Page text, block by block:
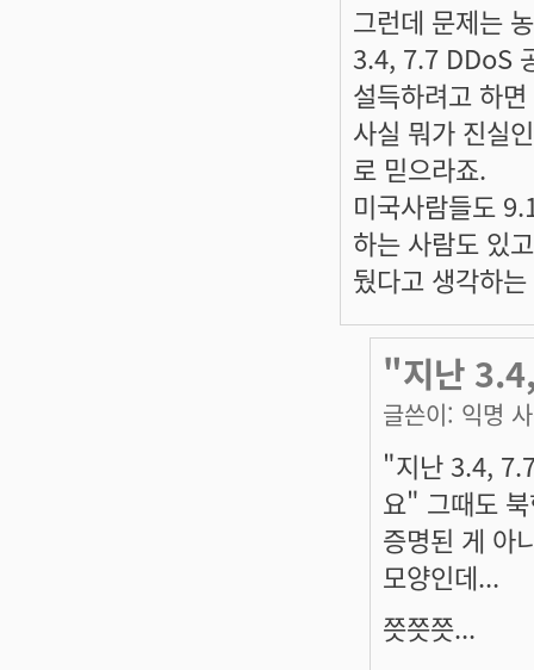
그런데 문제는
3.4, 7.7 DDoS
설득하려고 하
사실 뭐가 진실
로 믿으라죠.
미국사람들도
하는 사람도 있
뒀다고 생각하
"지난
글쓴이: 익명
"지난 3.4,
요" 그때도
증명된 게 아
모양인데...
쯧쯧쯧...